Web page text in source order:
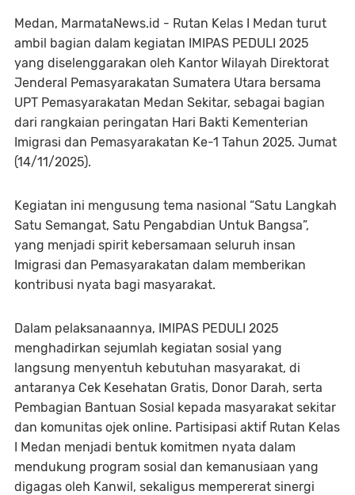
Medan, MarmataNews.id - Rutan Kelas I Medan turut
ambil bagian dalam kegiatan IMIPAS PEDULI 2025
yang diselenggarakan oleh Kantor Wilayah Direktorat
Jenderal Pemasyarakatan Sumatera Utara bersama
UPT Pemasyarakatan Medan Sekitar, sebagai bagian
dari rangkaian peringatan Hari Bakti Kementerian
Imigrasi dan Pemasyarakatan Ke-1 Tahun 2025. Jumat
(14/11/2025).
Kegiatan ini mengusung tema nasional “Satu Langkah
Satu Semangat, Satu Pengabdian Untuk Bangsa”,
yang menjadi spirit kebersamaan seluruh insan
Imigrasi dan Pemasyarakatan dalam memberikan
kontribusi nyata bagi masyarakat.
Dalam pelaksanaannya, IMIPAS PEDULI 2025
menghadirkan sejumlah kegiatan sosial yang
langsung menyentuh kebutuhan masyarakat, di
antaranya Cek Kesehatan Gratis, Donor Darah, serta
Pembagian Bantuan Sosial kepada masyarakat sekitar
dan komunitas ojek online. Partisipasi aktif Rutan Kelas
I Medan menjadi bentuk komitmen nyata dalam
mendukung program sosial dan kemanusiaan yang
digagas oleh Kanwil, sekaligus mempererat sinergi